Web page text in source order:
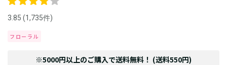
3.85 (1,735件)
フローラル
※5000円以上のご購入で送料無料！ (送料550円)